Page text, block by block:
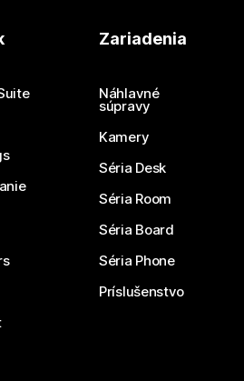
Zariadenia
Náhlavné
súpravy
Kamery
Séria Desk
Séria Room
Séria Board
Séria Phone
Príslušenstvo